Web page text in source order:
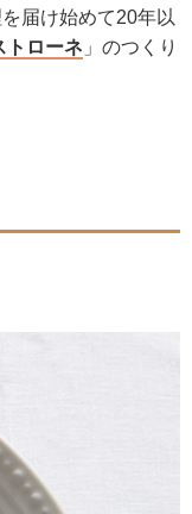
届け始めて20年以
トローネ 」のつくり